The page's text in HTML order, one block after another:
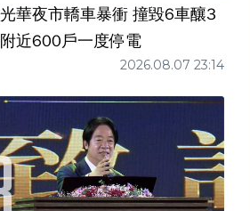
華夜市轎車暴衝 撞毀6車釀3
近600戶一度停電
2026.08.07 23:14